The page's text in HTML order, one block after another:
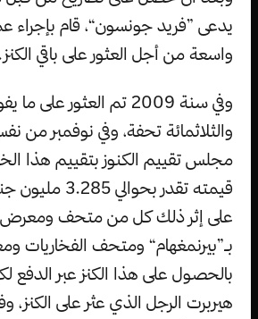
يدعى ”فريد جونسون“، قام بإجراء
واسعة من أجل العثور على باقي
وفي سنة 2009 تم العثور على
والثلاثمائة تحفة، وفي نوفمبر من
مجلس تقييم الكنوز بتقييم هذا
قيمته تقدر
على إثر ذلك كل من متحف ومعرض
بـ”بيرنمغهام“ ومتحف الفخاريات
بالحصول على هذا الكنز عبر الدفع
هيربرت الرجل الذي عثر على الكنز،